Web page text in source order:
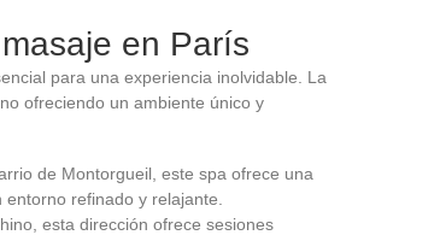
en París
para una experiencia inolvidable. La
ofreciendo un ambiente único y
de Montorgueil, este spa ofrece una
refinado y relajante.
esta dirección ofrece sesiones